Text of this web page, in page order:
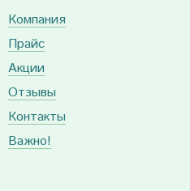
Компания
Прайс
Акции
Отзывы
Контакты
Важно!